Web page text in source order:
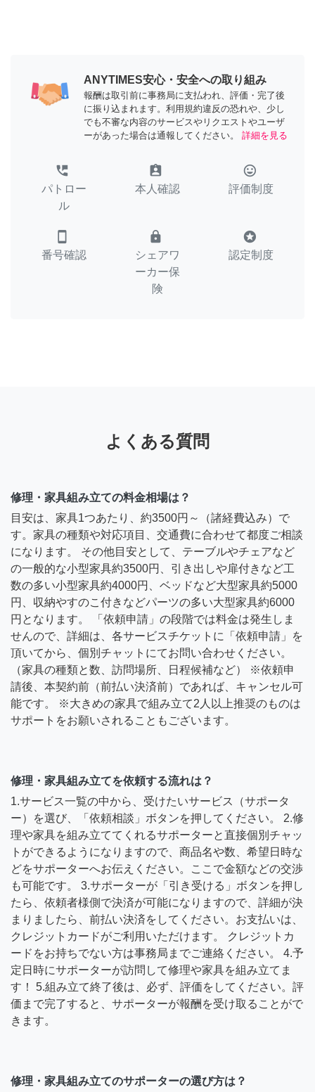
ANYTIMES安心・安全への取り組み
報酬は取引前に事務局に支払われ、評価・完了後
に振り込まれます。利用規約違反の恐れや、少し
でも不審な内容のサービスやリクエストやユーザ
ーがあった場合は通報してください。
詳細を見る
perm_phone_msg
パトロー
ル
assignment_ind
本人確認
tag_faces
評価制度
smartphone
番号確認
lock
シェアワ
ーカー保
険
stars
認定制度
よくある質問
修理・家具組み立ての料金相場は？
目安は、家具1つあたり、約3500円～（諸経費込み）で
す。家具の種類や対応項目、交通費に合わせて都度ご相談
になります。 その他目安として、テーブルやチェアなど
の一般的な小型家具約3500円、引き出しや扉付きなど工
数の多い小型家具約4000円、ベッドなど大型家具約5000
円、収納やすのこ付きなどパーツの多い大型家具約6000
円となります。 「依頼申請」の段階では料金は発生しま
せんので、詳細は、各サービスチケットに「依頼申請」を
頂いてから、個別チャットにてお問い合わせください。
（家具の種類と数、訪問場所、日程候補など） ※依頼申
請後、本契約前（前払い決済前）であれば、キャンセル可
能です。 ※大きめの家具で組み立て2人以上推奨のものは
サポートをお願いされることもございます。
修理・家具組み立てを依頼する流れは？
1.サービス一覧の中から、受けたいサービス（サポータ
ー）を選び、「依頼相談」ボタンを押してください。 2.修
理や家具を組み立ててくれるサポーターと直接個別チャッ
トができるようになりますので、商品名や数、希望日時な
どをサポーターへお伝えください。ここで金額などの交渉
も可能です。 3.サポーターが「引き受ける」ボタンを押し
たら、依頼者様側で決済が可能になりますので、詳細が決
まりましたら、前払い決済をしてください。お支払いは、
クレジットカードがご利用いただけます。 クレジットカ
ードをお持ちでない方は事務局までご連絡ください。 4.予
定日時にサポーターが訪問して修理や家具を組み立てま
す！ 5.組み立て終了後は、必ず、評価をしてください。評
価まで完了すると、サポーターが報酬を受け取ることがで
きます。
修理・家具組み立てのサポーターの選び方は？